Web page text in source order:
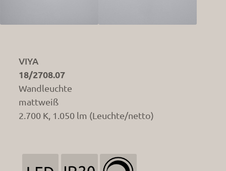
VIYA
18/2708.07
Wandleuchte
mattweiß
2.700 K, 1.050 lm (Leuchte/netto)